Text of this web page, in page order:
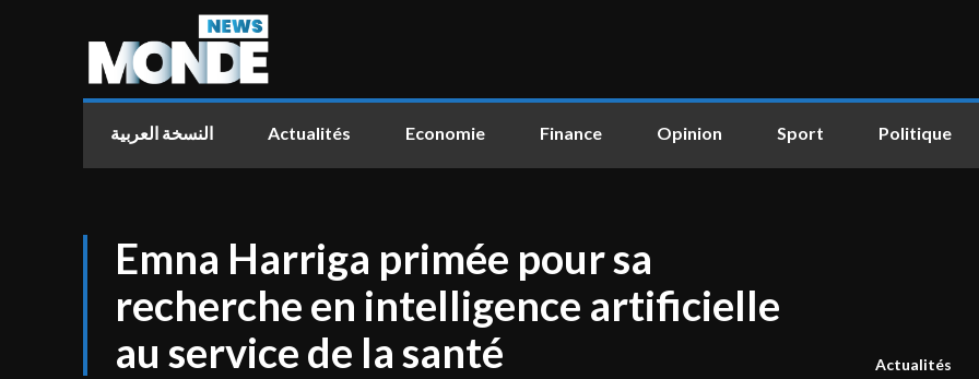
النسخة العربية Actualités Economie Finance Opinion Sport Politique
Emna Harriga primée pour sa
recherche en intelligence artificielle
au service de la santé
Actualités